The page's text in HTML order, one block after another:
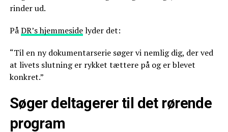
rinder ud.
PåDR’s hjemmesidelyder det:
“Til en ny dokumentarserie søger vi nemlig dig, der ved
at livets slutning er rykket tættere på og er blevet
konkret.”
Søger deltagerer til det rørende
program